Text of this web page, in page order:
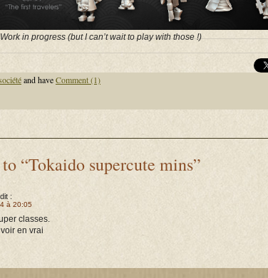
Work in progress (but I can’t wait to play with those !)
and haveComment (1)
“Tokaido supercute mins”
dit :
à 20:05
classes.
en vrai